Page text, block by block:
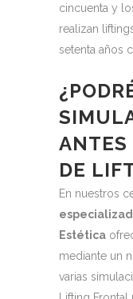
cincuenta y
realizan
setenta años
ANTES
DE
En nuestros
Estética
mediante un
varias